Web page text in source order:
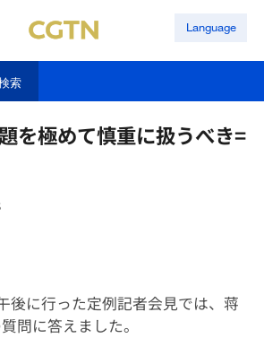
Language
索
を極めて慎重に扱うべき=
後に行った定例記者会見では、蒋
問に答えました。